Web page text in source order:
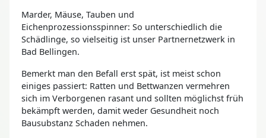
Marder, Mäuse, Tauben und
Eichenprozessionsspinner: So unterschiedlich die
Schädlinge, so vielseitig ist unser Partnernetzwerk in
Bad Bellingen.
Bemerkt man den Befall erst spät, ist meist schon
einiges passiert: Ratten und Bettwanzen vermehren
sich im Verborgenen rasant und sollten möglichst früh
bekämpft werden, damit weder Gesundheit noch
Bausubstanz Schaden nehmen.